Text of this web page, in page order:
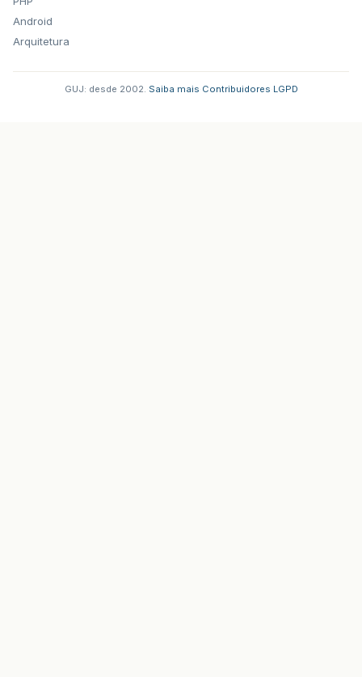
Android
Arquitetura
GUJ: desde 2002. Saiba mais Contribuidores LGPD